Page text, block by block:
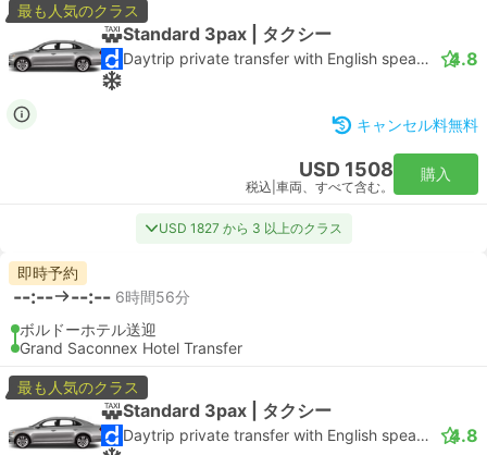
最も人気のクラス
Standard 3pax | タクシー
Daytrip private transfer with English speaking driver 4.8
キャンセル料無料
USD 1508
税込 車両、すべて含む。
購入
USD 1827 から 3 以上のクラス
即時予約
--:-- --:-- 6時間56分
ボルドーホテル送迎
Grand Saconnex Hotel Transfer
最も人気のクラス
Standard 3pax | タクシー
Daytrip private transfer with English speaking driver 4.8